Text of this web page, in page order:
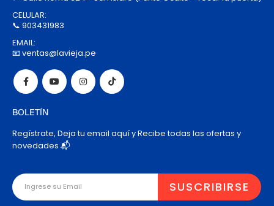
CELULAR:
📞 903431983
EMAIL:
📧 ventas@lavieja.pe
BOLETÍN
Regístrate, Deja tu email aquí y Recibe todas las ofertas y
novedades 📬